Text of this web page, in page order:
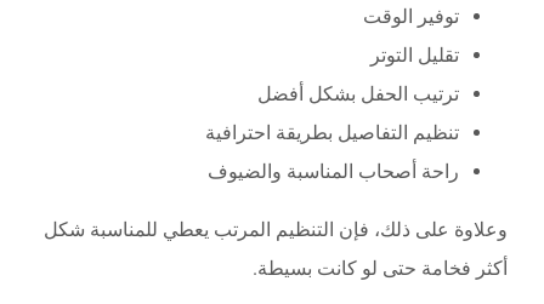
توفير الوقت
تقليل التوتر
ترتيب الحفل بشكل أفضل
تنظيم التفاصيل بطريقة احترافية
راحة أصحاب المناسبة والضيوف
وعلاوة على ذلك، فإن التنظيم المرتب يعطي للمناسبة شكل
أكثر فخامة حتى لو كانت بسيطة.